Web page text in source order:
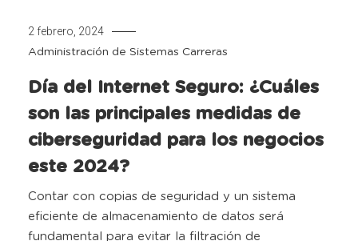
2 febrero, 2024
Administración de Sistemas Carreras
Día del Internet Seguro: ¿Cuáles
son las principales medidas de
ciberseguridad para los negocios
este 2024?
Contar con copias de seguridad y un sistema
eficiente de almacenamiento de datos será
fundamental para evitar la filtración de